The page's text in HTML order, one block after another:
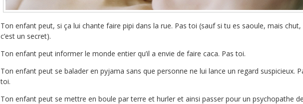
Ton enfant peut, si ça lui chante faire pipi dans la rue. Pas toi (sauf si tu es saoule, mais chut,
c’est un secret).
Ton enfant peut informer le monde entier qu’il a envie de faire caca. Pas toi.
Ton enfant peut se balader en pyjama sans que personne ne lui lance un regard suspicieux.
toi.
Ton enfant peut se mettre en boule par terre et hurler et ainsi passer pour un psychopathe